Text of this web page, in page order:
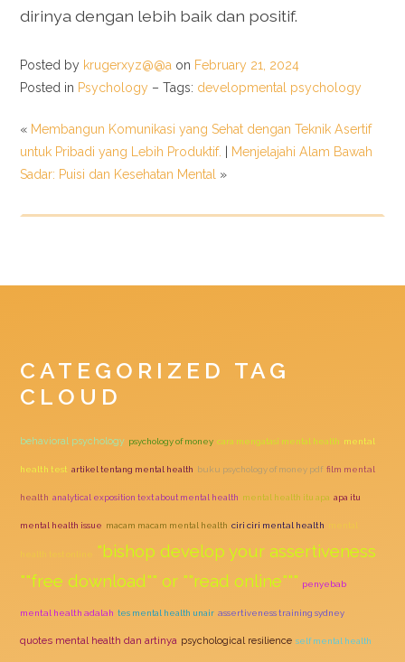
dirinya dengan lebih baik dan positif.
Posted by krugerxyz@@a on February 21, 2024
Posted in Psychology – Tags: developmental psychology
« Membangun Komunikasi yang Sehat dengan Teknik Asertif
untuk Pribadi yang Lebih Produktif.
Menjelajahi Alam Bawah
Sadar: Puisi dan Kesehatan Mental
»
CATEGORIZED TAG
CLOUD
behavioral psychology psychology of money cara mengatasi mental health mental
health test artikel tentang mental health buku psychology of money pdf film mental
health analytical exposition text about mental health mental health itu apa apa itu
mental health issue macam macam mental health ciri ciri mental health
"bishop develop your assertiveness
""free download"" or ""read online""" penyebab
mental health adalah tes mental health unair assertiveness training sydney
quotes mental health dan artinya psychological resilience self mental health